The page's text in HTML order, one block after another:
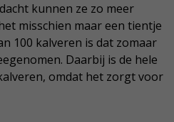
kunnen ze zo meer
misschien maar een tientje
100 kalveren is dat zomaar
Daarbij is de hele
omdat het zorgt voor